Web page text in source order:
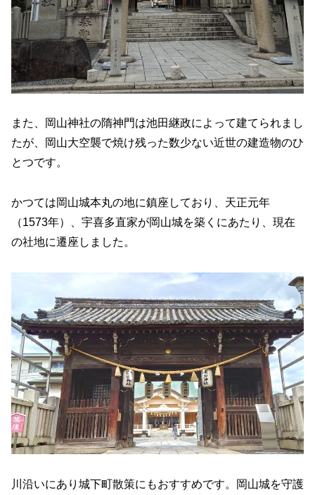
また、岡山神社の隋神門は池田継政によって建てられまし
たが、岡山大空襲で焼け残った数少ない近世の建造物のひ
とつです。
かつては岡山城本丸の地に鎮座しており、天正元年
（1573年）、宇喜多直家が岡山城を築くにあたり、現在
の社地に遷座しました。
川沿いにあり城下町散策にもおすすめです。岡山城を守護